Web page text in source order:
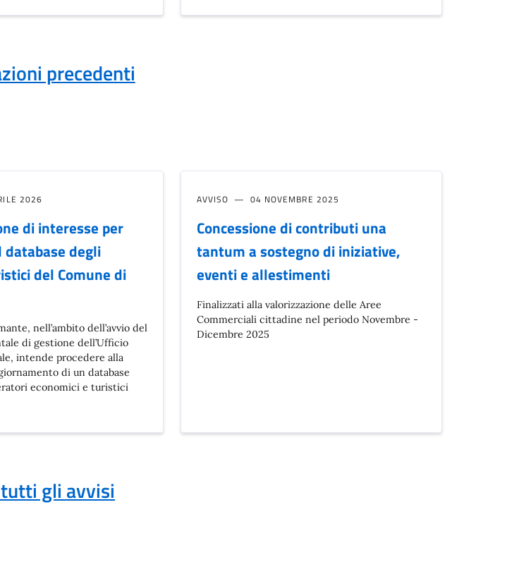
precedenti
2026
di interesse per
database degli
del Comune di
nell’ambito dell’avvio del
di gestione dell’Ufficio
intende procedere alla
di un database
economici e turistici
AVVISO 04 NOVEMBRE 2025
Concessione di contributi una
tantum a sostegno di iniziative,
eventi e allestimenti
Finalizzati alla valorizzazione delle Aree
Commerciali cittadine nel periodo Novembre -
Dicembre 2025
gli avvisi